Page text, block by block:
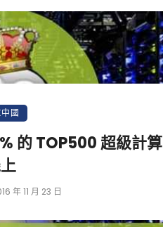
國
的 TOP500 超級計算
年 11 月 23 日